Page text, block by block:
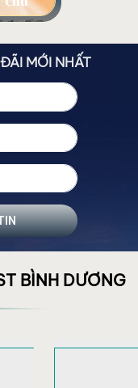
MỚI NHẤT
BÌNH DƯƠNG